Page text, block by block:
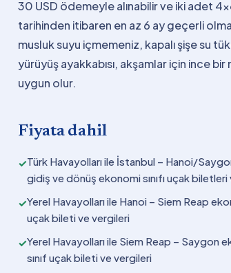
30 USD ödemeyle alınabilir ve iki adet
tarihinden itibaren en az 6 ay geçerli
musluk suyu içmemeniz, kapalı şişe su
yürüyüş ayakkabısı, akşamlar için ince
uygun olur.
Fiyata dahil
✓Türk Havayolları ile İstanbul – Hanoi/
gidiş ve dönüş ekonomi sınıfı uçak
✓Yerel Havayolları ile Hanoi – Siem Reap
uçak bileti ve vergileri
✓Yerel Havayolları ile Siem Reap – Saygon
sınıf uçak bileti ve vergileri